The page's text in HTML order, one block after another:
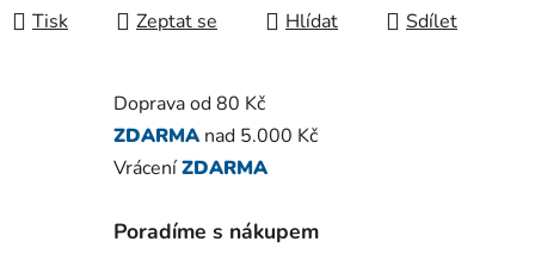
Tisk Zeptat se Hlídat Sdílet
Doprava od 80 Kč
ZDARMA nad 5.000 Kč
VráceníZDARMA
Poradíme s nákupem